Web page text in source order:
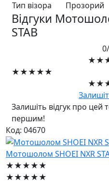
Тип візора
Прозорий
Відгуки
STAB
★★★★★
Залишіть відгук про цей
першим!
Код: 04670
Мотошолом SHOEI NXR
★★★★★
★★★★★